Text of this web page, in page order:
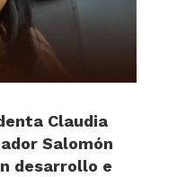
Claudia
Salomón
desarrollo e